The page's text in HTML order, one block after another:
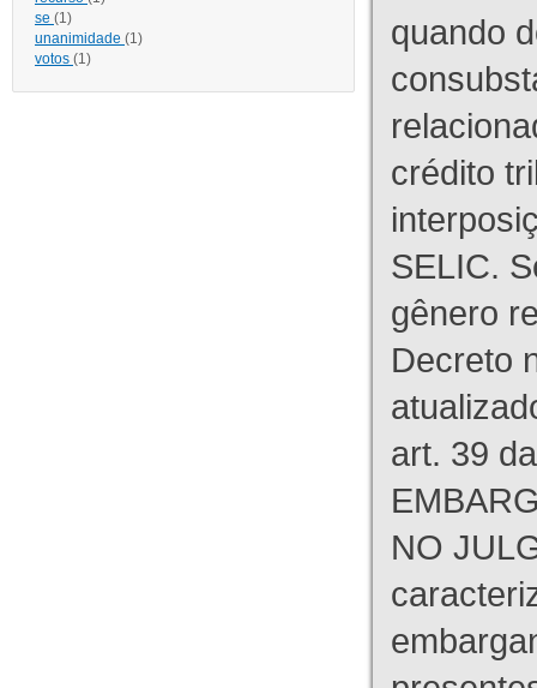
se (1)
unanimidade (1)
votos (1)
quando
crédito
SELIC.
gênero
Decreto
art. 39
NO